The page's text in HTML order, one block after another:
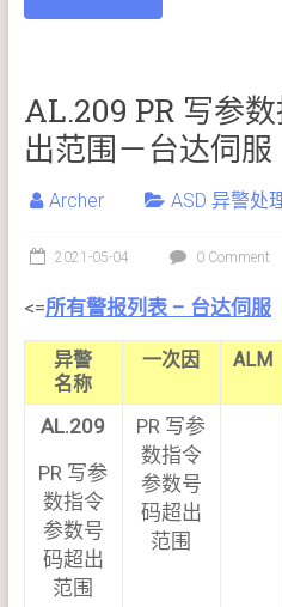
AL.209 PR 写参
出范围－台达伺服
Archer ASD 异警处
2021-05-04 0 Comment
<=所有警报列表 – 台达伺服
异警
名称
一次因 ALM
AL.209
PR 写参
数指令
参数号
码超出
范围
PR 写参
数指令
参数号
码超出
范围